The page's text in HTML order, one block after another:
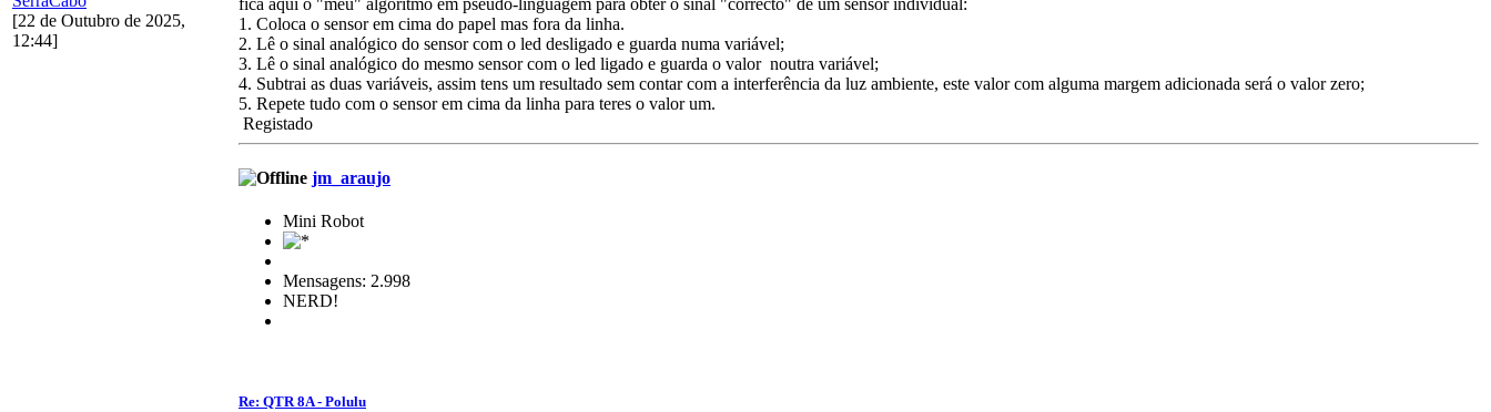
[22 de Outubro de 2025,
12:44]
1. Coloca o sensor em cima do papel mas fora da linha.
2. Lê o sinal analógico do sensor com o led desligado e guarda numa variável;
3. Lê o sinal analógico do mesmo sensor com o led ligado e guarda o valor noutra variável;
4. Subtrai as duas variáveis, assim tens um resultado sem contar com a interferência da luz ambiente, este valor com alguma margem adicionada será o valor zero;
5. Repete tudo com o sensor em cima da linha para teres o valor um.
Registado
jm_araujo
Mini Robot
Mensagens: 2.998
NERD!
Re: QTR 8A - Polulu